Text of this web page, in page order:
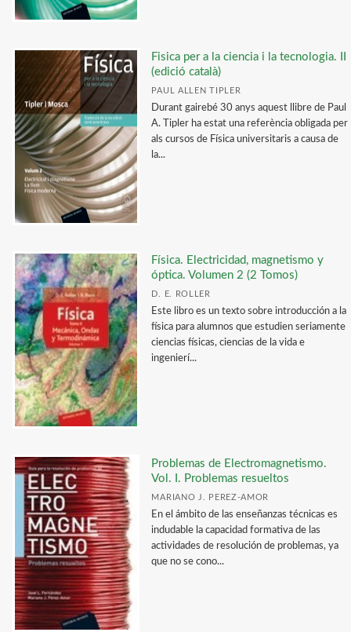
Física Óptica
Mecánica y Ondas
Física Aplicada
NUESTRAS COLECCIONES
Curso de Física de Berkeley (B.P.C.)
Curso de Física Teórica: LANDAU
SEEC (Semiconductor Electronics Education Committee)
CATÁLOGOS PDF
Catálogo Arquitectura 2025
Catálogo Excel / Lista de precios Enero 2020
Fisica per a la ciencia i la tecnologia. II
(edició català)
PAUL ALLEN TIPLER
Durant gairebé 30 anys aquest llibre de Paul
A. Tipler ha estat una referència obligada per
als cursos de Física universitaris a causa de
la...
Física. Electricidad, magnetismo y
óptica. Volumen 2 (2 Tomos)
D. E. ROLLER
Este libro es un texto sobre introducción a la
física para alumnos que estudien seriamente
ciencias físicas, ciencias de la vida e
ingenierí...
Problemas de Electromagnetismo.
Vol. I. Problemas resueltos
MARIANO J. PEREZ-AMOR
En el ámbito de las enseñanzas técnicas es
indudable la capacidad formativa de las
actividades de resolución de problemas, ya
que no se cono...